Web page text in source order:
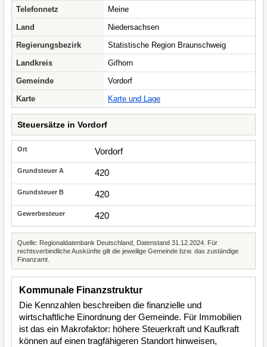
Telefonnetz
Meine
Land
Niedersachsen
Regierungsbezirk
Statistische Region Braunschweig
Landkreis
Gifhorn
Gemeinde
Vordorf
Karte
Karte und Lage
Steuersätze in Vordorf
Vordorf
420
420
420
Quelle: Regionaldatenbank Deutschland, Datenstand 31.12.2024. Für
rechtsverbindliche Auskünfte gilt die jeweilige Gemeinde bzw. das zuständige
Finanzamt.
Kommunale Finanzstruktur
Die Kennzahlen beschreiben die finanzielle und
wirtschaftliche Einordnung der Gemeinde. Für Immobilien
ist das ein Makrofaktor: höhere Steuerkraft und Kaufkraft
können auf einen tragfähigeren Standort hinweisen,